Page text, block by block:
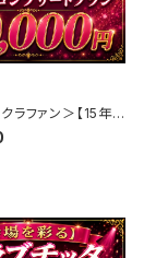
ラファン＞【15年
アムグッズ＆全楽
プラン